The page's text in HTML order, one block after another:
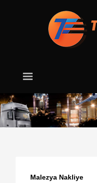
Malezya Nakliye